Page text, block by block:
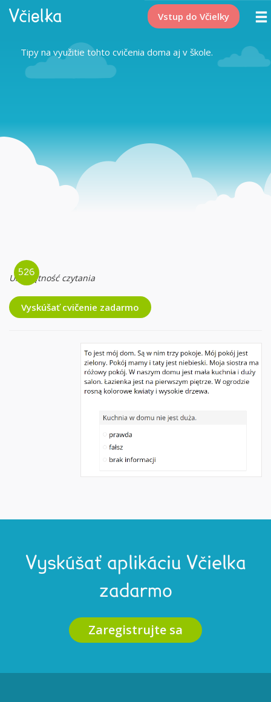
Vstup do Včielky
Tipy na využitie tohto cvičenia doma aj v škole.
Umiejętność czytania
Vyskúšať cvičenie zadarmo
Vyskúšať aplikáciu Včielka
zadarmo
Zaregistrujte sa